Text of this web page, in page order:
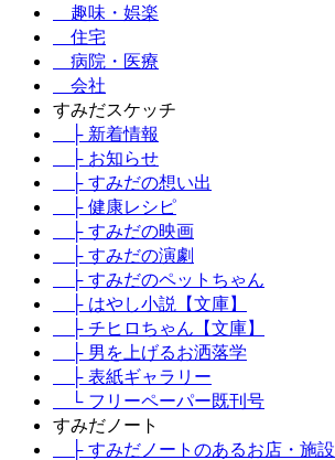
趣味・娯楽
住宅
病院・医療
会社
すみだスケッチ
├ 新着情報
├ お知らせ
├ すみだの想い出
├ 健康レシピ
├ すみだの映画
├ すみだの演劇
├ すみだのペットちゃん
├ はやし小説【文庫】
├ チヒロちゃん【文庫】
├ 男を上げるお洒落学
├ 表紙ギャラリー
└ フリーペーパー既刊号
すみだノート
├ すみだノートのあるお店・施設